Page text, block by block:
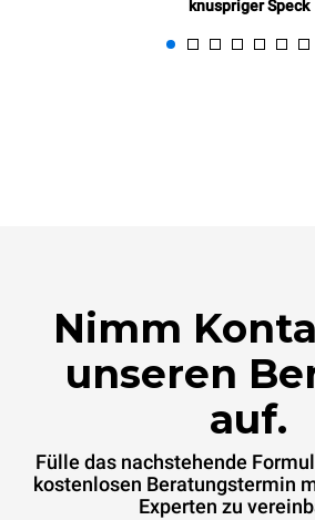
knuspriger Speck
Nimm
unseren
auf.
Fülle das nachstehende
kostenlosen Beratungstermin
Experten zu